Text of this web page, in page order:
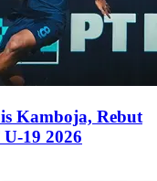
Kamboja, Rebut
19 2026